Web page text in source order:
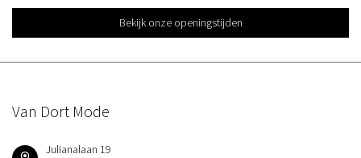
Bekijk onze openingstijden
Van Dort Mode
Julianalaan 19